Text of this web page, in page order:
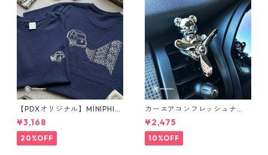
【PDXオリジナル】MINIPHIL
E Tシャツ
¥3,168
20%OFF
カーエアコンフレッシュナ
ー メタルベア（シルバー）
¥2,475
10%OFF